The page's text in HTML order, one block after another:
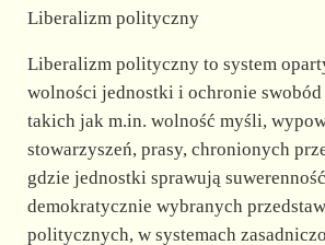
Liberalizm polityczny
Liberalizm polityczny to system
wolności jednostki i ochronie
takich jak m.in. wolność myśli,
stowarzyszeń, prasy, chronionych
gdzie jednostki sprawują
demokratycznie wybranych
politycznych, w systemach